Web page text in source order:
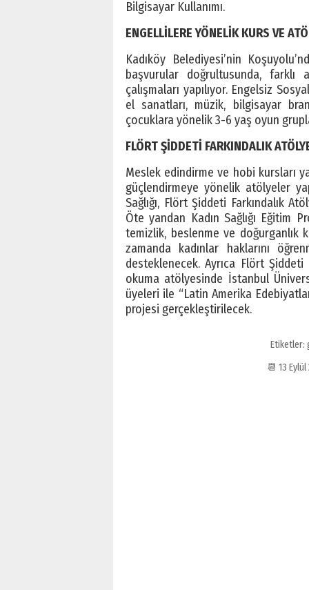
Bilgisayar Kullanımı.
ENGELLİLERE YÖNELİK KURS VE
Kadıköy Belediyesi’nin
başvurular doğrultusunda,
çalışmaları yapılıyor. Engelsiz
el sanatları, müzik, bilgisayar
çocuklara yönelik 3-6 yaş oyun
FLÖRT ŞİDDETİ FARKINDALIK
Meslek edindirme ve hobi kursları
güçlendirmeye yönelik atölyeler
Sağlığı, Flört Şiddeti Farkındalık
Öte yandan Kadın Sağlığı Eğitim
temizlik, beslenme ve doğurganlık
zamanda kadınlar haklarını
desteklenecek. Ayrıca Flört
okuma atölyesinde İstanbul
üyeleri ile “Latin Amerika
projesi gerçekleştirilecek.
Etiketler:
📆 13